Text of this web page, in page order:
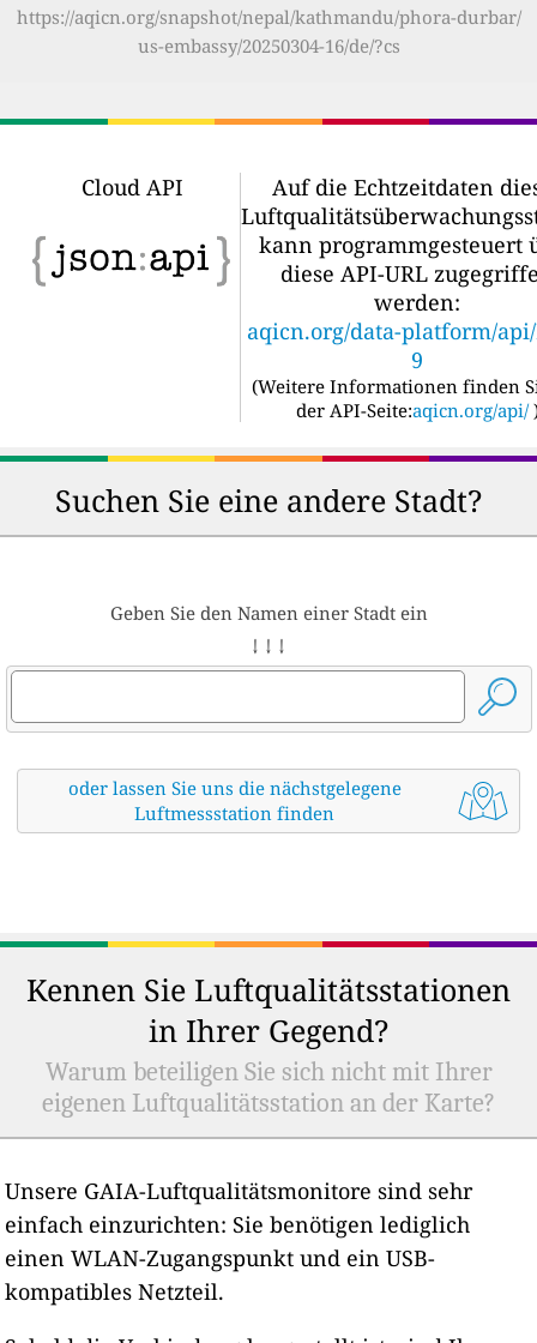
https://aqicn.org/snapshot/nepal/kathmandu/phora-durbar/
us-embassy/20250304-16/de/?cs
Cloud API
Auf die Echtzeitdaten
kann programmgesteuert
diese API-URL
werden:
aqicn.org/data-platform/
9
(Weitere Informationen finden
der API-Seite:aqicn.org/api/
Suchen Sie eine andere Stadt?
Geben Sie den Namen einer Stadt ein
↓ ↓ ↓
oder lassen Sie uns die nächstgelegene
Luftmessstation finden
Kennen Sie Luftqualitätsstationen
in Ihrer Gegend?
Warum beteiligen Sie sich nicht mit Ihrer
eigenen Luftqualitätsstation an der Karte?
Unsere GAIA-Luftqualitätsmonitore sind sehr
einfach einzurichten: Sie benötigen lediglich
einen WLAN-Zugangspunkt und ein USB-
kompatibles Netzteil.